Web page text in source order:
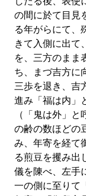
の間に於て目見
る年がらにて、
きて入側に出て
を、三方のまま
ち、まづ吉方に
三歩を退き、吉
進み「福は内」
（「鬼は外」
の齢の数ほどの
み、年寄を経て
る煎豆を攫み出
儀を陳べ、左手
一の側に至りて